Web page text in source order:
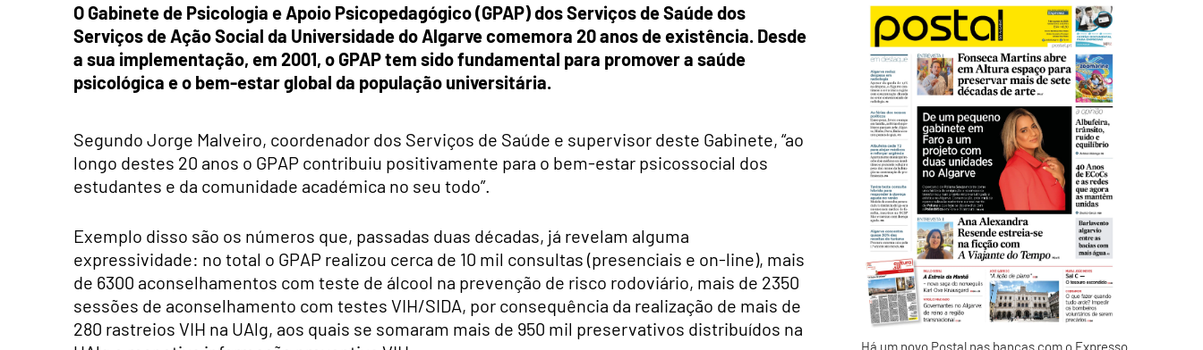
O Gabinete de Psicologia e Apoio Psicopedagógico (GPAP) dos Serviços de Saúde dos
Serviços de Ação Social da Universidade do Algarve comemora 20 anos de existência. Desde
a sua implementação, em 2001, o GPAP tem sido fundamental para promover a saúde
psicológica e o bem-estar global da população universitária.
Segundo Jorge Malveiro, coordenador dos Serviços de Saúde e supervisor deste Gabinete, “ao
longo destes 20 anos o GPAP contribuiu positivamente para o bem-estar psicossocial dos
estudantes e da comunidade académica no seu todo”.
Exemplo disso são os números que, passadas duas décadas, já revelam alguma
expressividade: no total o GPAP realizou cerca de 10 mil consultas (presenciais e on-line), mais
de 6300 aconselhamentos com teste de álcool na prevenção de risco rodoviário, mais de 2350
sessões de aconselhamento com testes VIH/SIDA, por consequência da realização de mais de
280 rastreios VIH na UAlg, aos quais se somaram mais de 950 mil preservativos distribuídos na